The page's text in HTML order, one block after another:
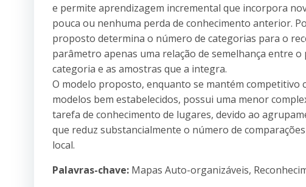
e permite aprendizagem incremental que incorpora
pouca ou nenhuma perda de conhecimento anterior.
proposto determina o número de categorias para o
parâmetro apenas uma relação de semelhança entre
categoria e as amostras que a integra.
O modelo proposto, enquanto se mantém competitivo
modelos bem estabelecidos, possui uma menor
tarefa de conhecimento de lugares, devido ao
que reduz substancialmente o número de
local.
Palavras-chave: Mapas Auto-organizáveis,